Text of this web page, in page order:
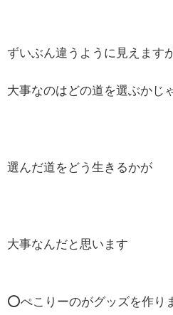
ずいぶん違うように見えます
大事なのはどの道を選ぶかじ
選んだ道をどう生きるかが
大事なんだと思います
⭕️ぺこりーのがグッズを作り